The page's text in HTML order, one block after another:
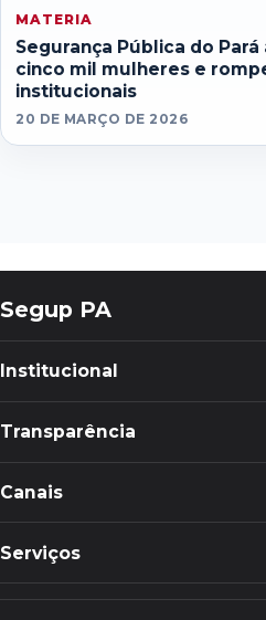
MATERIA
Segurança Pública do
cinco mil mulheres e
institucionais
20 DE MARÇO DE 2026
Segup PA
Institucional
Transparência
Canais
Serviços